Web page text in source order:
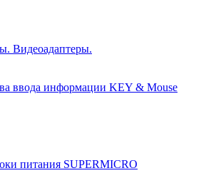
Видеоадаптеры.
ввода информации KEY & Mouse
питания SUPERMICRO